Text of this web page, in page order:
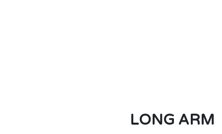
LONG ARM